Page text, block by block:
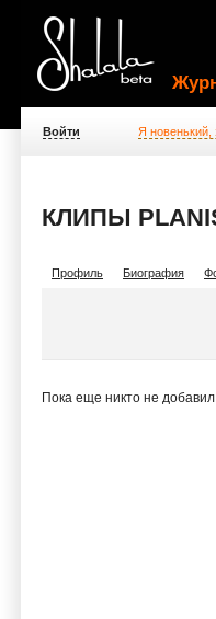
Войти Я новенький,
КЛИПЫ
Профиль Биография
Пока еще никто не